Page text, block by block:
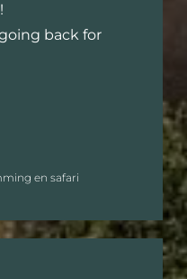
back for
en safari